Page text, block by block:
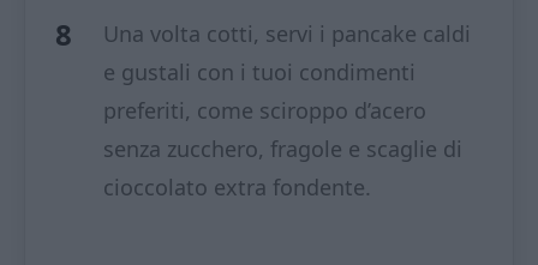
Una volta cotti, servi i pancake caldi
e gustali con i tuoi condimenti
preferiti, come sciroppo d’acero
senza zucchero, fragole e scaglie di
cioccolato extra fondente.